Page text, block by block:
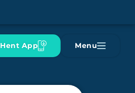
Hent App Menu